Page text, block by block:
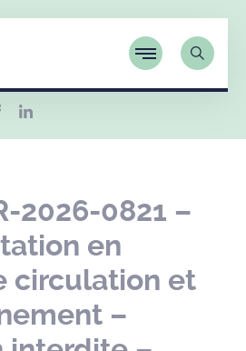
2026-0821 –
en
circulation et
–